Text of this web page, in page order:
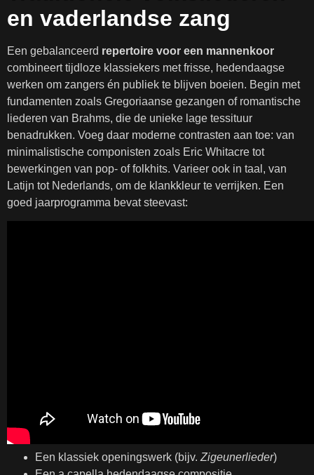
en vaderlandse zang
Een gebalanceerd repertoire voor een mannenkoor
combineert tijdloze klassiekers met frisse, hedendaagse
werken om zangers én publiek te blijven boeien. Begin met
fundamenten zoals Gregoriaanse gezangen of romantische
liederen van Brahms, die de unieke lage tessituur
benadrukken. Voeg daar moderne contrasten aan toe: van
minimalistische componisten zoals Eric Whitacre tot
bewerkingen van pop- of folkhits. Varieer ook in taal, van
Latijn tot Nederlands, om de klankkleur te verrijken. Een
goed jaarprogramma bevat steevast:
Een klassiek openingswerk (bijv. Zigeunerlieder)